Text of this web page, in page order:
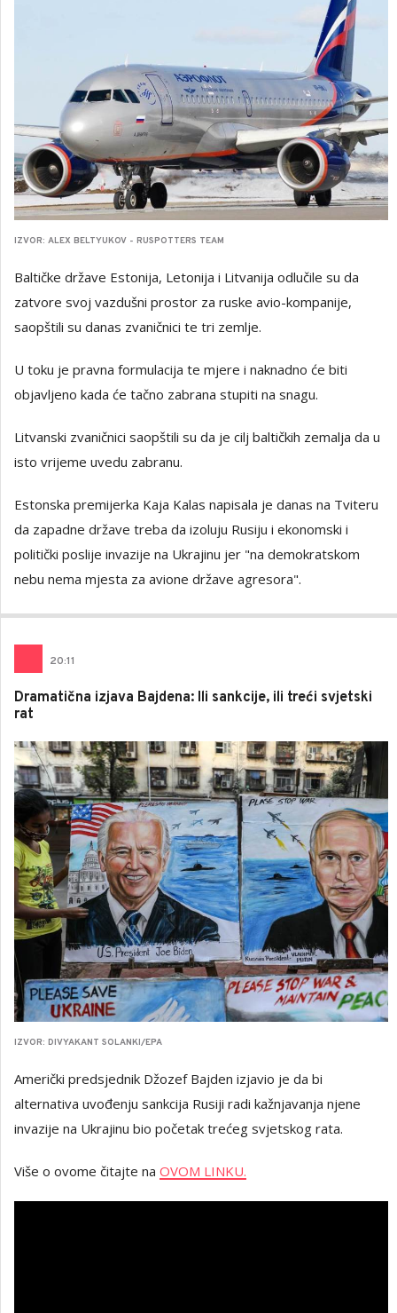
IZVOR: ALEX BELTYUKOV - RUSPOTTERS TEAM
Baltičke države Estonija, Letonija i Litvanija odlučile su da
zatvore svoj vazdušni prostor za ruske avio-kompanije,
saopštili su danas zvaničnici te tri zemlje.
U toku je pravna formulacija te mjere i naknadno će biti
objavljeno kada će tačno zabrana stupiti na snagu.
Litvanski zvaničnici saopštili su da je cilj baltičkih zemalja da u
isto vrijeme uvedu zabranu.
Estonska premijerka Kaja Kalas napisala je danas na Tviteru
da zapadne države treba da izoluju Rusiju i ekonomski i
politički poslije invazije na Ukrajinu jer "na demokratskom
nebu nema mjesta za avione države agresora".
20:11
Dramatična izjava Bajdena: Ili sankcije, ili treći svjetski
rat
IZVOR: DIVYAKANT SOLANKI/EPA
Američki predsjednik Džozef Bajden izjavio je da bi
alternativa uvođenju sankcija Rusiji radi kažnjavanja njene
invazije na Ukrajinu bio početak trećeg svjetskog rata.
Više o ovome čitajte na OVOM LINKU.